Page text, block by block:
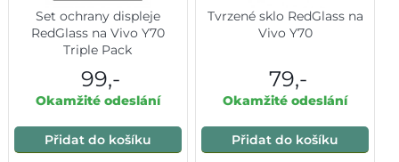
Set ochrany displeje
RedGlass na Vivo Y70
Triple Pack
99,-
Okamžité odeslání
Přidat do košíku
Tvrzené sklo RedGlass na
Vivo Y70
79,-
Okamžité odeslání
Přidat do košíku